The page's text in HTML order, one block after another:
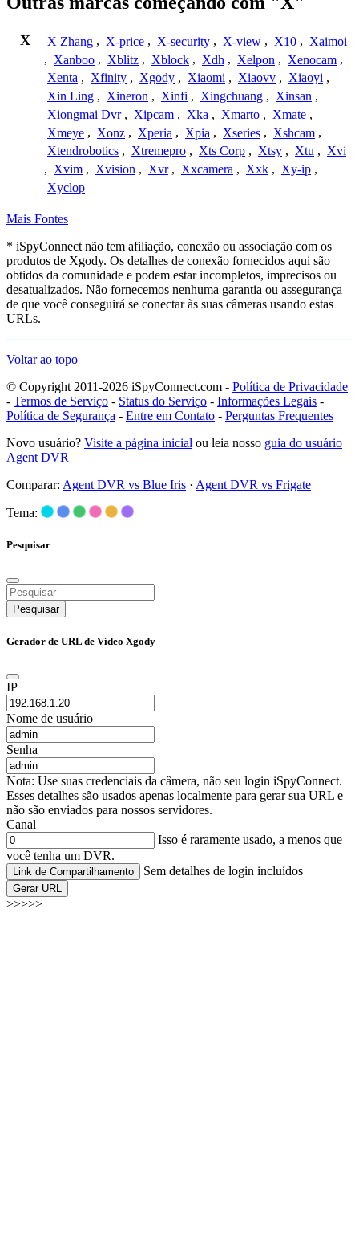
X X Zhang , X-price , X-security , X-view , X10 , Xaimoi
, Xanboo , Xblitz , Xblock , Xdh , Xelpon , Xenocam ,
Xenta , Xfinity , Xgody , Xiaomi , Xiaovv , Xiaoyi ,
Xin Ling , Xineron , Xinfi , Xingchuang , Xinsan ,
Xiongmai Dvr , Xipcam , Xka , Xmarto , Xmate ,
Xmeye , Xonz , Xperia , Xpia , Xseries , Xshcam ,
Xtendrobotics , Xtremepro , Xts Corp , Xtsy , Xtu , Xvi
, Xvim , Xvision , Xvr , Xxcamera , Xxk , Xy-ip ,
Xyclop
Mais Fontes
* iSpyConnect não tem afiliação, conexão ou associação com os
produtos de Xgody. Os detalhes de conexão fornecidos aqui são
obtidos da comunidade e podem estar incompletos, imprecisos ou
desatualizados. Não fornecemos nenhuma garantia ou assegurança
de que você conseguirá se conectar às suas câmeras usando estas
URLs.
Voltar ao topo
© Copyright 2011-2026 iSpyConnect.com - Política de Privacidade
- Termos de Serviço - Status do Serviço - Informações Legais -
Política de Segurança - Entre em Contato - Perguntas Frequentes
Novo usuário? Visite a página inicial ou leia nosso guia do usuário
Agent DVR
Comparar: Agent DVR vs Blue Iris · Agent DVR vs Frigate
Tema:
Pesquisar
Pesquisar
Gerador de URL de Vídeo Xgody
IP
Nome de usuário
Senha
Nota: Use suas credenciais da câmera, não seu login iSpyConnect.
Esses detalhes são usados apenas localmente para gerar sua URL e
não são enviados para nossos servidores.
Canal
Isso é raramente usado, a menos que
você tenha um DVR.
Link de Compartilhamento Sem detalhes de login incluídos
Gerar URL
>>>>>